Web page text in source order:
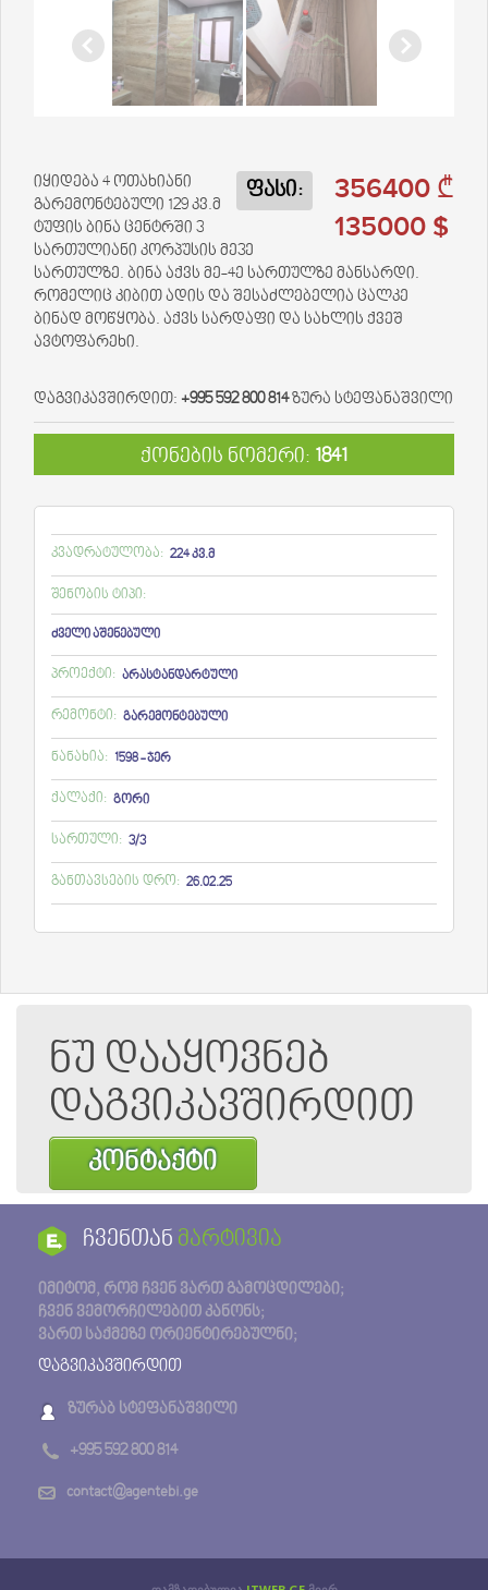
356400 ₾
135000 $
ფასი:
იყიდება 4 ოთახიანი
გარემონტებული 129 კვ.მ
ტუფის ბინა ცენტრში 3
სართულიანი კორპუსის მე3ე
სართულზე. ბინა აქვს მე-4ე სართულზე მანსარდი.
რომელიც კიბით ადის და შესაძლებელია ცალკე
ბინად მოწყობა. აქვს სარდაფი და სახლის ქვეშ
ავტოფარეხი.
დაგვიკავშირდით: +995 592 800 814ზურა სტეფანაშვილი
ქონების ნომერი: 1841
კვადრატულობა: 224 კვ.მ
შენობის ტიპი:
ძველი აშენებული
პროექტი: არასტანდარტული
რემონტი: გარემონტებული
ნანახია: 1598 - ჯერ
ქალაქი: გორი
სართული: 3/3
განთავსების დრო: 26.02.25
ნუ დააყოვნებ
დაგვიკავშირდით
კონტაქტი
ჩვენთან მარტივია
იმიტომ, რომ ჩვენ ვართ გამოცდილები;
ჩვენ ვემორჩილებით კანონს;
ვართ საქმეზე ორიენტირებულნი;
დაგვიკავშირდით
ზურაბ სტეფანაშვილი
+995 592 800 814
contact@agentebi.ge